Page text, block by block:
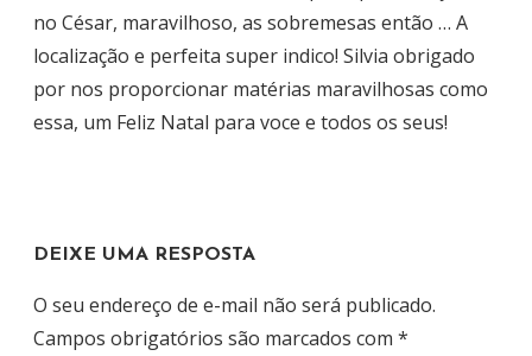
no César, maravilhoso, as sobremesas então … A
localização e perfeita super indico! Silvia obrigado
por nos proporcionar matérias maravilhosas como
essa, um Feliz Natal para voce e todos os seus!
DEIXE UMA RESPOSTA
O seu endereço de e-mail não será publicado.
Campos obrigatórios são marcados com *